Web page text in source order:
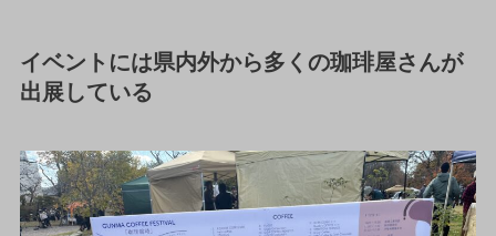
イベントには県内外から多くの珈琲屋さんが
出展している